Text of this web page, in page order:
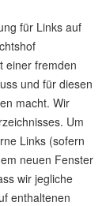
für Links auf
einer fremden
und für diesen
macht. Wir
Um
Links (sofern
neuen Fenster
wir jegliche
enthaltenen